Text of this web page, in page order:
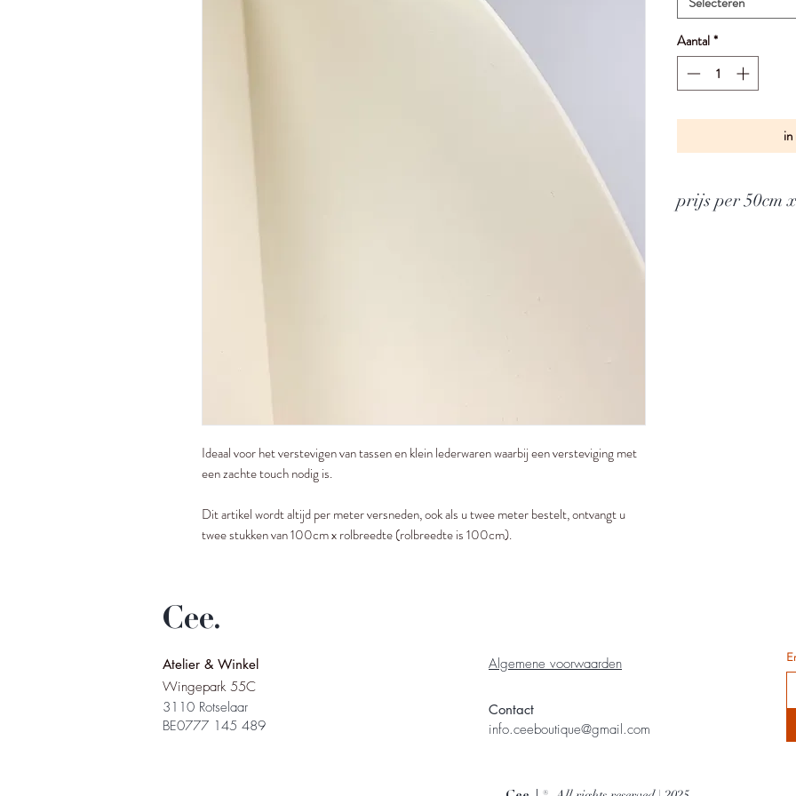
Ideaal voor het verstevigen van tassen en klein lederwaren waarbij een versteviging met
een zachte touch nodig is.
Dit artikel wordt altijd per meter versneden, ook als u twee meter bestelt, ontvangt u
twee stukken van 100cm x rolbreedte (rolbreedte is 100cm).
Aantal*
prijs per 50cm
Cee.
Atelier & Winkel
Wingepark 55C
3110 Rotselaar
BE0777 145 489
Algemene voorwaarden
Contact
info.ceeboutique@gmail.com